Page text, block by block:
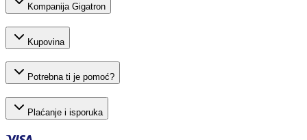
Kompanija Gigatron
Kupovina
Potrebna ti je pomoć?
Plaćanje i isporuka